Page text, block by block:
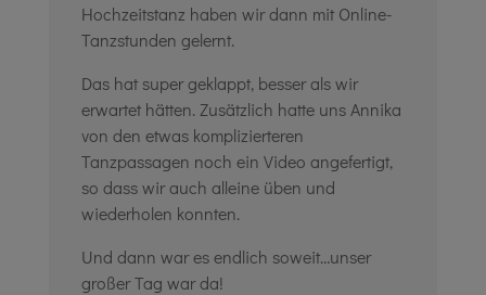
Hochzeitstanz haben wir dann mit Online-
Tanzstunden gelernt.
Das hat super geklappt, besser als wir
erwartet hätten. Zusätzlich hatte uns Annika
von den etwas komplizierteren
Tanzpassagen noch ein Video angefertigt,
so dass wir auch alleine üben und
wiederholen konnten.
Und dann war es endlich soweit…unser
großer Tag war da!